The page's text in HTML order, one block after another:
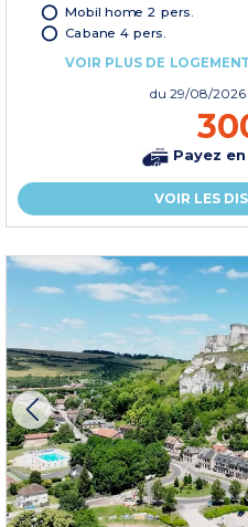
Mobil home 2 pers.
Cabane 4 pers.
VOIR PLUS DE
du 29/08/2026
Payez en
VOIR LES